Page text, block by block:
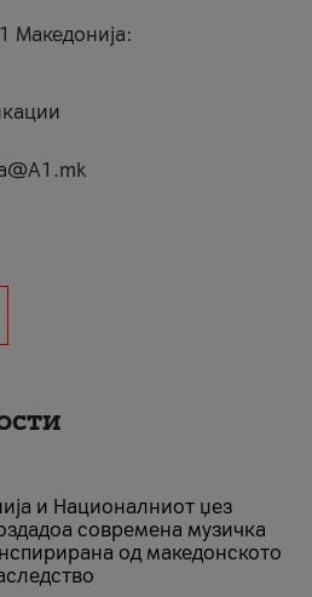
Македонија:
и Националниот џез
современа музичка
од македонското